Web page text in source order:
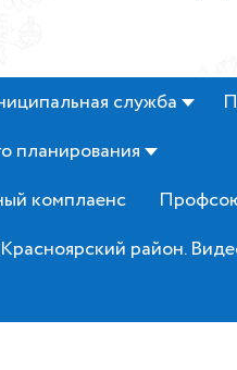
служба
планирования
комплаенс
Красноярский район.